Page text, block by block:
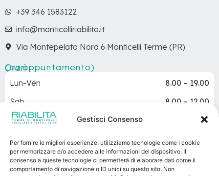
Gestisci Consenso
Per fornire le migliori esperienze, utilizziamo tecnologie come i cookie
per memorizzare e/o accedere alle informazioni del dispositivo. Il
consenso a queste tecnologie ci permetterà di elaborare dati come il
comportamento di navigazione o ID unici su questo sito. Non
+39 346 1583122
info@monticelliriabilita.it
Via Montepelato Nord 6 Monticelli Terme (PR)
Orari
(su appuntamento)
Lun-Ven
Sab
Dom
8.00 – 19.00
8.00 – 12.00
Chiuso
Terme di Monticelli– Via Basse 5 – Monticelli Terme